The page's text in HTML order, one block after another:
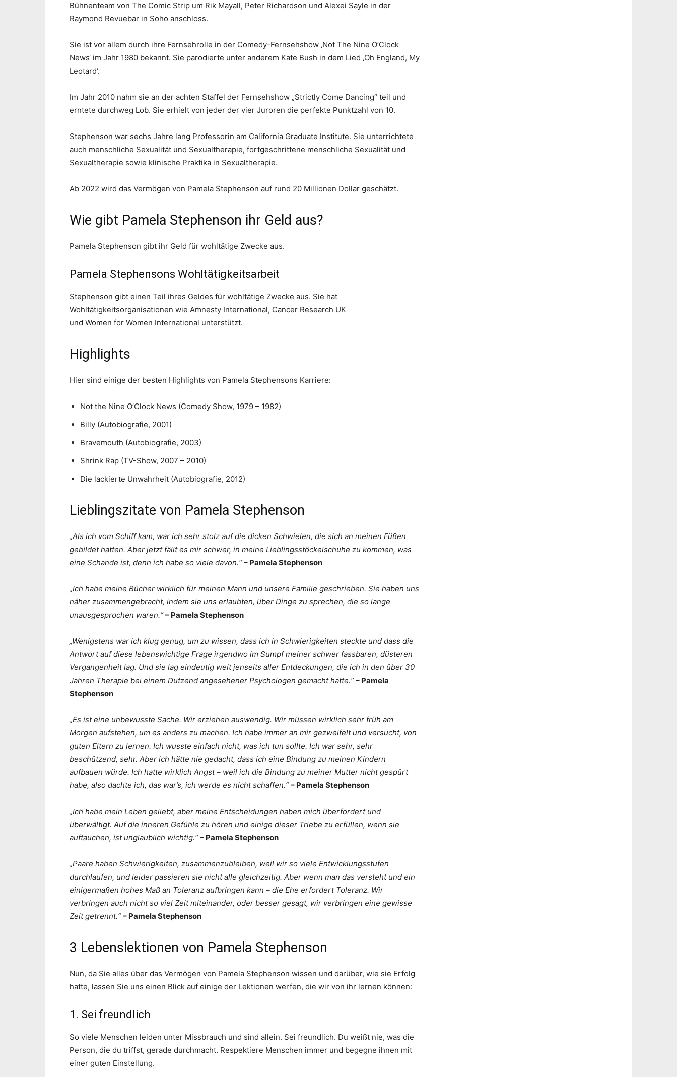
Bühnenteam von The Comic Strip um Rik Mayall, Peter Richardson und Alexei Sayle in der
Raymond Revuebar in Soho anschloss.
Sie ist vor allem durch ihre Fernsehrolle in der Comedy-Fernsehshow ‚Not The Nine O’Clock
News‘ im Jahr 1980 bekannt. Sie parodierte unter anderem Kate Bush in dem Lied ‚Oh England, My
Leotard‘.
Im Jahr 2010 nahm sie an der achten Staffel der Fernsehshow „Strictly Come Dancing“ teil und
erntete durchweg Lob. Sie erhielt von jeder der vier Juroren die perfekte Punktzahl von 10.
Stephenson war sechs Jahre lang Professorin am California Graduate Institute. Sie unterrichtete
auch menschliche Sexualität und Sexualtherapie, fortgeschrittene menschliche Sexualität und
Sexualtherapie sowie klinische Praktika in Sexualtherapie.
Ab 2022 wird das Vermögen von Pamela Stephenson auf rund 20 Millionen Dollar geschätzt.
Wie gibt Pamela Stephenson ihr Geld aus?
Pamela Stephenson gibt ihr Geld für wohltätige Zwecke aus.
Pamela Stephensons Wohltätigkeitsarbeit
Stephenson gibt einen Teil ihres Geldes für wohltätige Zwecke aus. Sie hat
Wohltätigkeitsorganisationen wie Amnesty International, Cancer Research UK
und Women for Women International unterstützt.
Highlights
Hier sind einige der besten Highlights von Pamela Stephensons Karriere:
Not the Nine O’Clock News (Comedy Show, 1979 – 1982)
Billy (Autobiografie, 2001)
Bravemouth (Autobiografie, 2003)
Shrink Rap (TV-Show, 2007 – 2010)
Die lackierte Unwahrheit (Autobiografie, 2012)
Lieblingszitate von Pamela Stephenson
„Als ich vom Schiff kam, war ich sehr stolz auf die dicken Schwielen, die sich an meinen Füßen
gebildet hatten. Aber jetzt fällt es mir schwer, in meine Lieblingsstöckelschuhe zu kommen, was
eine Schande ist, denn ich habe so viele davon.“ – Pamela Stephenson
„Ich habe meine Bücher wirklich für meinen Mann und unsere Familie geschrieben. Sie haben uns
näher zusammengebracht, indem sie uns erlaubten, über Dinge zu sprechen, die so lange
unausgesprochen waren.“– Pamela Stephenson
„Wenigstens war ich klug genug, um zu wissen, dass ich in Schwierigkeiten steckte und dass die
Antwort auf diese lebenswichtige Frage irgendwo im Sumpf meiner schwer fassbaren, düsteren
Vergangenheit lag. Und sie lag eindeutig weit jenseits aller Entdeckungen, die ich in den über 30
Jahren Therapie bei einem Dutzend angesehener Psychologen gemacht hatte.“ – Pamela
Stephenson
„Es ist eine unbewusste Sache. Wir erziehen auswendig. Wir müssen wirklich sehr früh am
Morgen aufstehen, um es anders zu machen. Ich habe immer an mir gezweifelt und versucht, von
guten Eltern zu lernen. Ich wusste einfach nicht, was ich tun sollte. Ich war sehr, sehr
beschützend, sehr. Aber ich hätte nie gedacht, dass ich eine Bindung zu meinen Kindern
aufbauen würde. Ich hatte wirklich Angst – weil ich die Bindung zu meiner Mutter nicht gespürt
habe, also dachte ich, das war’s, ich werde es nicht schaffen.“ – Pamela Stephenson
„Ich habe mein Leben geliebt, aber meine Entscheidungen haben mich überfordert und
überwältigt. Auf die inneren Gefühle zu hören und einige dieser Triebe zu erfüllen, wenn sie
auftauchen, ist unglaublich wichtig.“– Pamela Stephenson
„Paare haben Schwierigkeiten, zusammenzubleiben, weil wir so viele Entwicklungsstufen
durchlaufen, und leider passieren sie nicht alle gleichzeitig. Aber wenn man das versteht und ein
einigermaßen hohes Maß an Toleranz aufbringen kann – die Ehe erfordert Toleranz. Wir
verbringen auch nicht so viel Zeit miteinander, oder besser gesagt, wir verbringen eine gewisse
Zeit getrennt.“ – Pamela Stephenson
3 Lebenslektionen von Pamela Stephenson
Nun, da Sie alles über das Vermögen von Pamela Stephenson wissen und darüber, wie sie Erfolg
hatte, lassen Sie uns einen Blick auf einige der Lektionen werfen, die wir von ihr lernen können:
1. Sei freundlich
So viele Menschen leiden unter Missbrauch und sind allein. Sei freundlich. Du weißt nie, was die
Person, die du triffst, gerade durchmacht. Respektiere Menschen immer und begegne ihnen mit
einer guten Einstellung.